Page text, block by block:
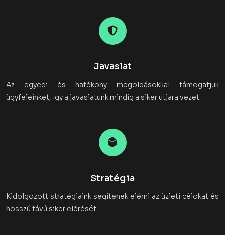
Javaslat
Az egyedi és hatékony megoldásokkal támogatjuk
ügyfeleinket, így a javaslatunk mindig a siker útjára vezet.
Stratégia
Kidolgozott stratégiáink segítenek elérni az üzleti célokat és
hosszú távú siker elérését.